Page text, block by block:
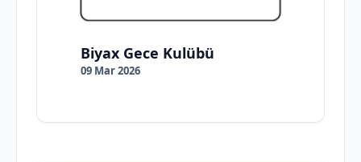
Biyax Gece Kulübü
09 Mar 2026